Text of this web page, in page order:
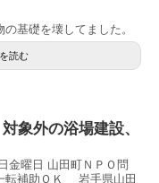
基礎を壊してました。
読む
象外の浴場建設、
金曜日 山田町ＮＰＯ問
転補助ＯＫ 岩手県山田